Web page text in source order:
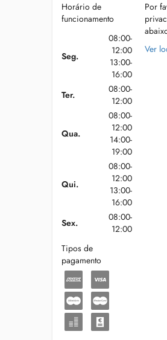
Horário de
funcionamento
Seg.
08:00-
12:00
13:00-
16:00
Ter.
08:00-
12:00
Qua.
08:00-
12:00
14:00-
19:00
Qui.
08:00-
12:00
13:00-
16:00
Sex.
08:00-
12:00
Tipos de
pagamento
Por
Ver